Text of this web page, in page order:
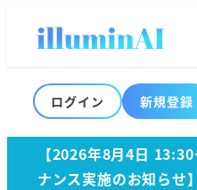
ログイン 新規登録
【2026年8月4日
ナンス実施のお知らせ